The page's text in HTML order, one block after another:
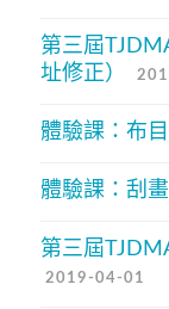
第三屆
址修正）
體驗課：布
體驗課：刮
第三屆
2019-04-01